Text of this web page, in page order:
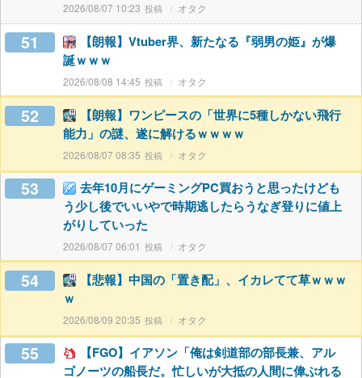
2026/08/07 10:23 オタク
51
【朗報】Vtuber界、新たなる『弱男の姫』が爆
誕ｗｗｗ
2026/08/08 14:45 オタク
52
【朗報】ワンピースの「世界に5種しかない飛行
能力」の謎、遂に解けるｗｗｗｗ
2026/08/07 08:35 オタク
53
去年10月にゲーミングPC買おうと思ったけども
う少し後でいいやで時期逃したらうなぎ登りに値上
がりしていった
2026/08/07 06:01 オタク
54
【悲報】中国の「置き配」、イカレてて草ｗｗｗ
ｗ
2026/08/09 20:35 オタク
55
【FGO】イアソン「俺は剣道部の部長兼、アル
ゴノーツの船長だ。忙しいが大抵の人間に偉ぶれる